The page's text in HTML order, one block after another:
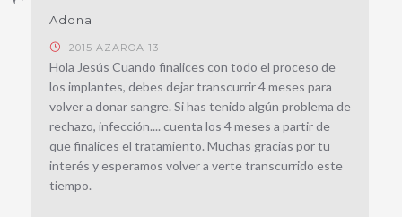
Adona
2015 AZAROA 13
Hola Jesús Cuando finalices con todo el proceso de
los implantes, debes dejar transcurrir 4 meses para
volver a donar sangre. Si has tenido algún problema de
rechazo, infección.... cuenta los 4 meses a partir de
que finalices el tratamiento. Muchas gracias por tu
interés y esperamos volver a verte transcurrido este
tiempo.